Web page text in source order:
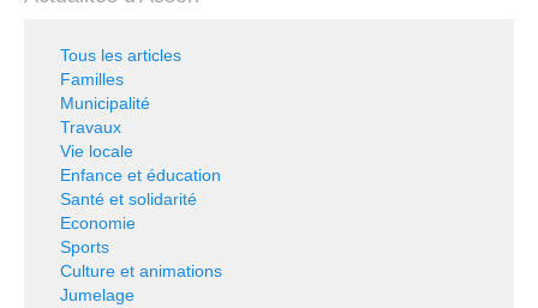
Tous les articles
Familles
Municipalité
Travaux
Vie locale
Enfance et éducation
Santé et solidarité
Economie
Sports
Culture et animations
Jumelage